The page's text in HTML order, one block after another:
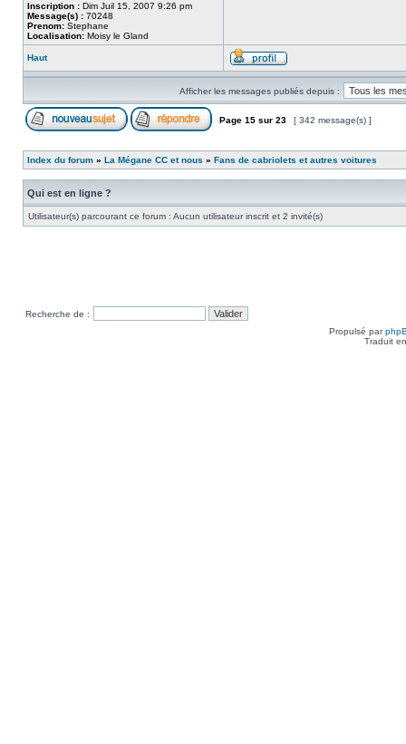
Inscription : Dim Juil 15, 2007 9:26 pm
Message(s) : 70248
Prenom: Stephane
Localisation: Moisy le Gland
Haut
Afficher les messages publiés depuis :
Page 15 sur 23 [ 342 message(s) ]
Index du forum » La Mégane CC et nous » Fans de cabriolets et autres voitures
Qui est en ligne ?
Utilisateur(s) parcourant ce forum : Aucun utilisateur inscrit et 2 invité(s)
Recherche de :
Propulsé par
Traduit